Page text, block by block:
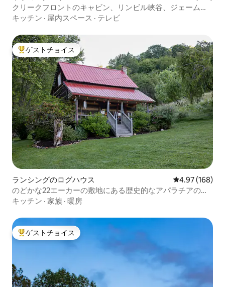
クリークフロントのキャビン、リンビル峡谷、ジェームズ
湖
キッチン · 屋内スペース · テレビ
大好評のゲストチョイスです。
ゲストチョイス
ランシングのログハウス レビュー168
4.97 (168)
のどかな22エーカーの敷地にある歴史的なアパラチアのロ
グハウス
キッチン · 家族 · 暖房
大好評のゲストチョイスです。
ゲストチョイス